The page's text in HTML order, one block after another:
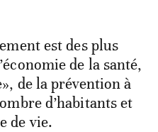
est des plus
de la santé,
de la prévention à
d’habitants et
de vie.